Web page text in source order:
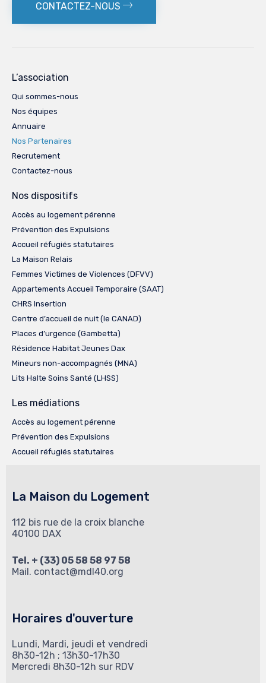
CONTACTEZ-NOUS
L’association
Qui sommes-nous
Nos équipes
Annuaire
Nos Partenaires
Recrutement
Contactez-nous
Nos dispositifs
Accès au logement pérenne
Prévention des Expulsions
Accueil réfugiés statutaires
La Maison Relais
Femmes Victimes de Violences (DFVV)
Appartements Accueil Temporaire (SAAT)
CHRS Insertion
Centre d’accueil de nuit (le CANAD)
Places d’urgence (Gambetta)
Résidence Habitat Jeunes Dax
Mineurs non-accompagnés (MNA)
Lits Halte Soins Santé (LHSS)
Les médiations
Accès au logement pérenne
Prévention des Expulsions
Accueil réfugiés statutaires
La Maison du Logement
112 bis rue de la croix blanche
40100 DAX
Tel. + (33) 05 58 58 97 58
Mail. contact@mdl40.org
Horaires d'ouverture
Lundi, Mardi, jeudi et vendredi
8h30-12h ; 13h30-17h30
Mercredi 8h30-12h sur RDV